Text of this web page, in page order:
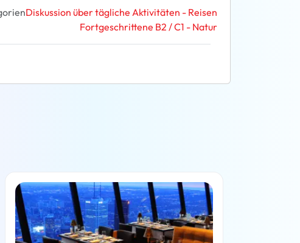
Diskussion über tägliche Aktivitäten - Reisen
Fortgeschrittene B2 / C1 - Natur